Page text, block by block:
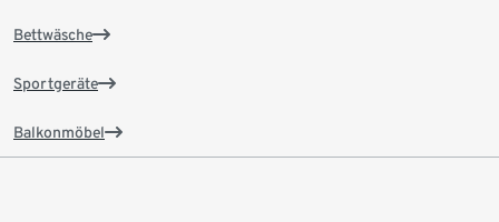
Bettwäsche
Sportgeräte
Balkonmöbel